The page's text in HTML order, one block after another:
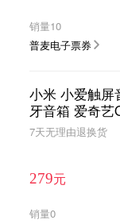
销量10
普麦电子票券
小米 小爱触屏
牙音箱 爱奇艺
00+实用技能
新3
7天无理由退换货
279元
销量0